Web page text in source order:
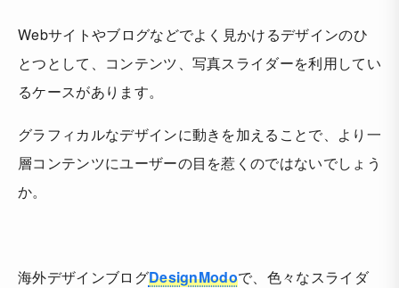
Webサイトやブログなどでよく見かけるデザインのひ
とつとして、コンテンツ、写真スライダーを利用してい
るケースがあります。
グラフィカルなデザインに動きを加えることで、より一
層コンテンツにユーザーの目を惹くのではないでしょう
か。
海外デザインブログDesignModoで、色々なスライダ